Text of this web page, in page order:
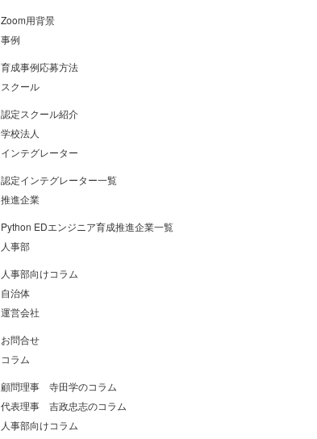
Zoom用背景
事例
育成事例応募方法
スクール
認定スクール紹介
学校法人
インテグレーター
認定インテグレーター一覧
推進企業
Python EDエンジニア育成推進企業一覧
人事部
人事部向けコラム
自治体
運営会社
お問合せ
コラム
顧問理事 寺田学のコラム
代表理事 吉政忠志のコラム
人事部向けコラム